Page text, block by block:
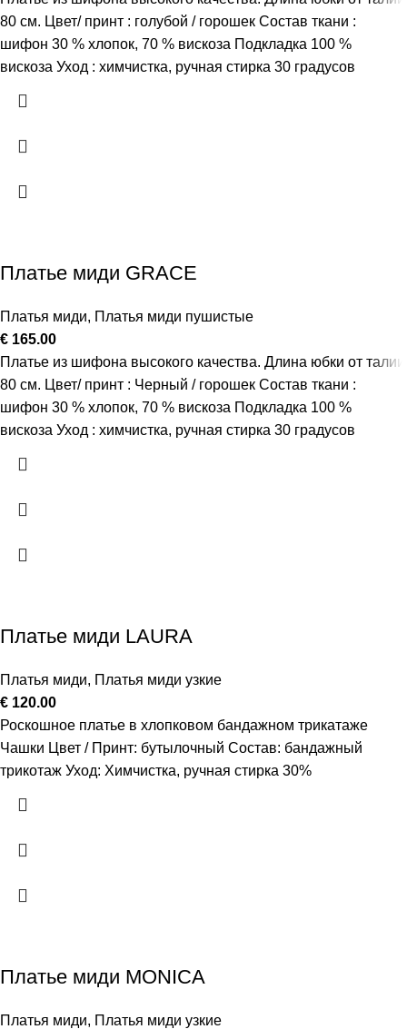
80 см. Цвет/ принт : голубой / горошек Состав ткани :
шифон 30 % хлопок, 70 % вискоза Подкладка 100 %
вискоза Уход : химчистка, ручная стирка 30 градусов
Платье миди GRACE
Платья миди, Платья миди пушистые
€ 165.00
Платье из шифона высокого качества. Длина юбки от талии
80 см. Цвет/ принт : Черный / горошек Состав ткани :
шифон 30 % хлопок, 70 % вискоза Подкладка 100 %
вискоза Уход : химчистка, ручная стирка 30 градусов
Платье миди LAURA
Платья миди, Платья миди узкие
€ 120.00
Роскошное платье в хлопковом бандажном трикатаже
Чашки Цвет / Принт: бутылочный Состав: бандажный
трикотаж Уход: Химчистка, ручная стирка 30%
Платье миди MONICA
Платья миди, Платья миди узкие